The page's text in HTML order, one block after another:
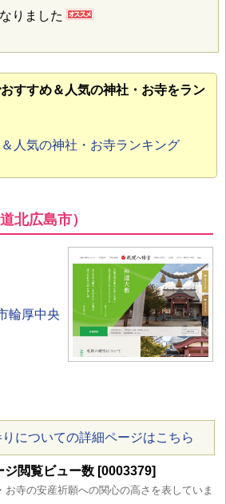
りました
すすめ＆人気の神社・お寺をラン
＆人気の神社・お寺ランキング
北広島市）
輪厚中央
についての詳細ページはこちら
閲覧ビュー数 [0003379]
寺の安産祈願への関心の高さを表していま